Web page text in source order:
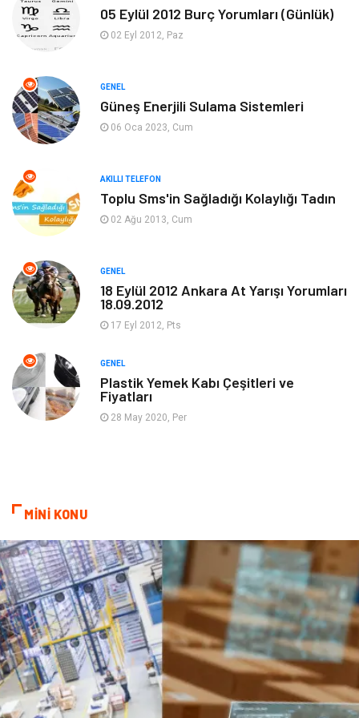
Ekonomi
Elektrik Elektronik
Tanıtıcı Reklam Alışveriş
Dekorasyon Tatil
Makine
Güzellik & Bakım
Organizasyon
Hizmet
Aksesuar
05 Eylül 2012 Burç Yorumları (Günlük)
02 Eyl 2012, Paz
GENEL
Güneş Enerjili Sulama Sistemleri
06 Oca 2023, Cum
AKILLI TELEFON
Toplu Sms'in Sağladığı Kolaylığı Tadın
02 Ağu 2013, Cum
GENEL
18 Eylül 2012 Ankara At Yarışı Yorumları
18.09.2012
17 Eyl 2012, Pts
GENEL
Plastik Yemek Kabı Çeşitleri ve
Fiyatları
28 May 2020, Per
MİNİ KONU